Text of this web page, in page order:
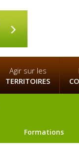
Agir sur les
TERRITOIRES
Formations